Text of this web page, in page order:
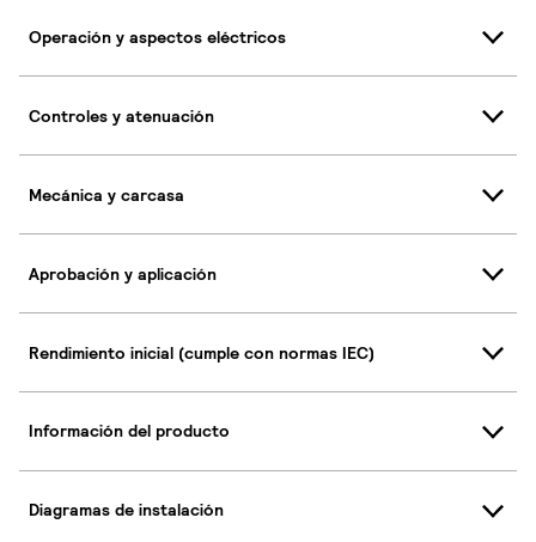
Operación y aspectos eléctricos
Controles y atenuación
Mecánica y carcasa
Aprobación y aplicación
Rendimiento inicial (cumple con normas IEC)
Información del producto
Diagramas de instalación